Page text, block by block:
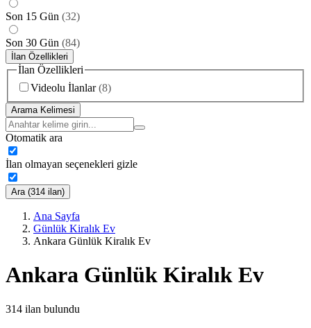
Son 15 Gün (32)
Son 30 Gün (84)
İlan Özellikleri
İlan Özellikleri
Videolu İlanlar (8)
Arama Kelimesi
Otomatik ara
İlan olmayan seçenekleri gizle
Ara (314 ilan)
Ana Sayfa
Günlük Kiralık Ev
Ankara Günlük Kiralık Ev
Ankara Günlük Kiralık Ev
314 ilan bulundu